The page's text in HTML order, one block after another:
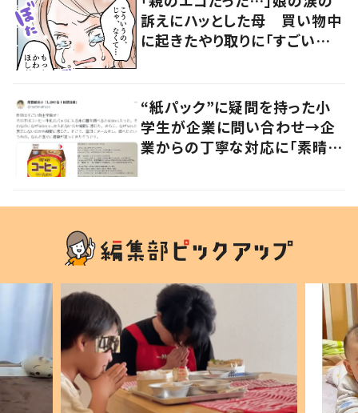
訴えにハッとした母 買い物中
に起きたやり取りに「すごい分
“紙パック”に疑問を持った小
学生が企業に問い合わせ→企
業からの丁寧な対応に「素晴ら